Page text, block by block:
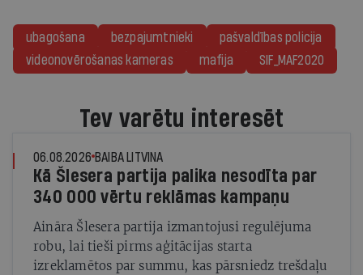
ubagošana bezpajumtnieki
pašvaldības policija
videonovērošanas kameras
mafija SIF_MAF2020
Tev varētu interesēt
06.08.2026 BAIBA LITVINA
Kā Šlesera partija palika nesodīta par
340 000 vērtu reklāmas kampaņu
Aināra Šlesera partija izmantojusi regulējuma
robu, lai tieši pirms aģitācijas starta
izreklamētos par summu, kas pārsniedz trešdaļu